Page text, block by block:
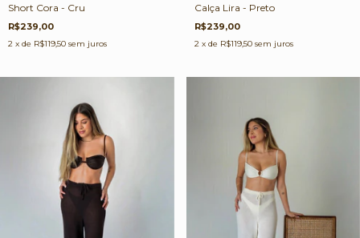
Short Cora - Cru
R$239,00
2 x de R$119,50 sem juros
Calça Lira - Preto
R$239,00
2 x de R$119,50 sem juros